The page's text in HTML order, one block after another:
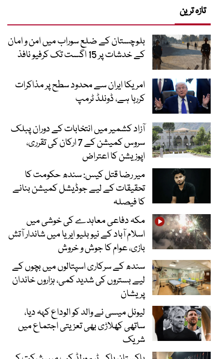
تازہ ترین
بلوچستان کے ضلع سوراب میں امن و امان
کے خدشات پر 15 اگست تک کرفیو نافذ
امریکا ایران سے محدود سطح پر مذاکرات
کررہا ہے، ڈونلڈ ٹرمپ
آزاد کشمیر میں انتخابات کے دوران پبلک
سروس کمیشن کے 7 ارکان کی تقرری،
اپوزیشن کا اعتراض
میر رضا قتل کیس: سندھ حکومت کا
تحقیقات کے لیے جوڈیشل کمیشن بنانے
کا فیصلہ
مکہ دفاعی معاہدے کی خوشی میں
اسلام آباد کے نیو بلیو ایریا میں شاندار آتش
بازی، عوام کا جوش و خروش
سندھ کے سرکاری اسپتالوں میں بچوں کے
لیے بستروں کی شدید کمی، ہزاروں خاندان
پریشان
لیونل میسی نے والد کو الوداع کہہ دیا،
ساتھی کھلاڑی بھی تعزیتی اجتماع میں
شریک